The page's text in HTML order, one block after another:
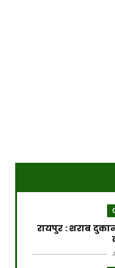
रायपुर : शराब